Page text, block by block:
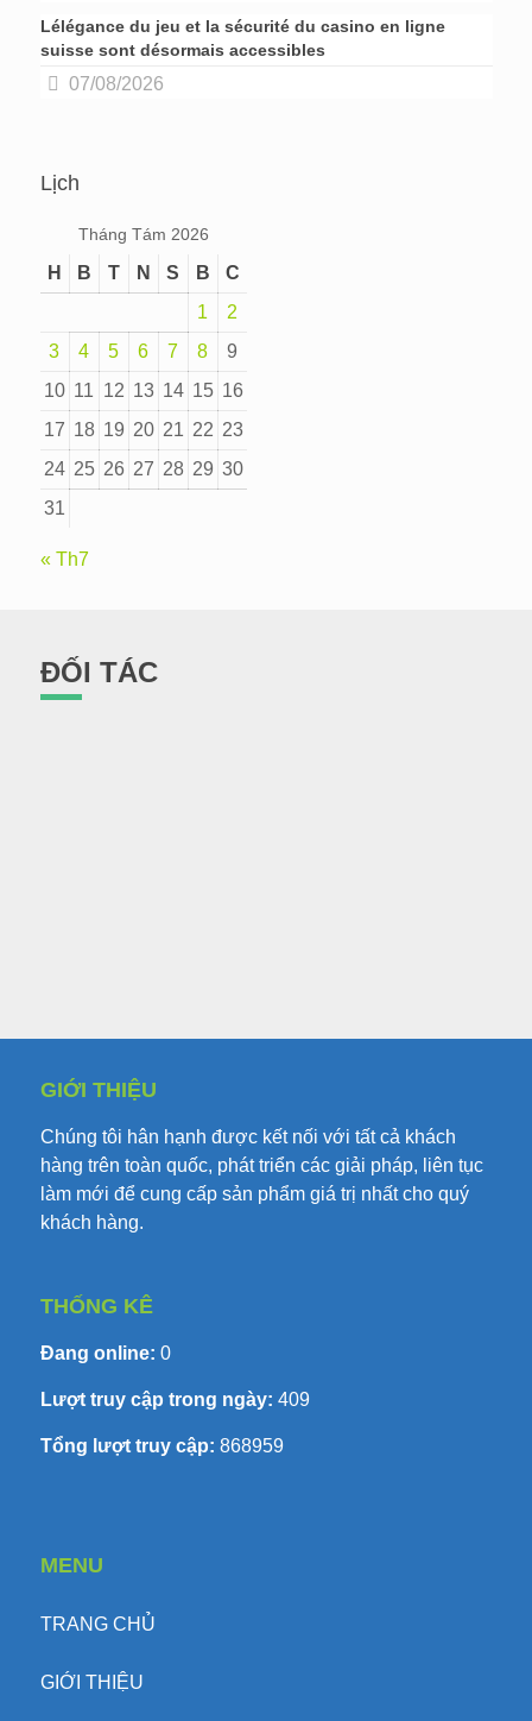
Lélégance du jeu et la sécurité du casino en ligne
suisse sont désormais accessibles
07/08/2026
Lịch
Tháng Tám 2026
H B T N S B
C
1
2
3
4 5 6 7 8
9
10 11 12 13 14 15 16
17 18 19 20 21 22 23
24 25 26 27 28 29 30
31
« Th7
ĐỐI TÁC
GIỚI THIỆU
Chúng tôi hân hạnh được kết nối với tất cả khách
hàng trên toàn quốc, phát triển các giải pháp, liên tục
làm mới để cung cấp sản phẩm giá trị nhất cho quý
khách hàng.
THỐNG KÊ
Đang online: 0
Lượt truy cập trong ngày: 409
Tổng lượt truy cập: 868959
MENU
TRANG CHỦ
GIỚI THIỆU